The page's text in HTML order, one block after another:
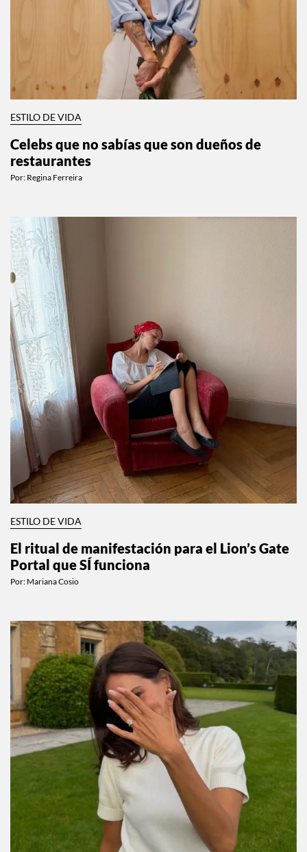
ESTILO DE VIDA
Celebs que no sabías que son dueños de
restaurantes
Por: Regina Ferreira
ESTILO DE VIDA
El ritual de manifestación para el Lion’s Gate
Portal que SÍ funciona
Por: Mariana Cosio